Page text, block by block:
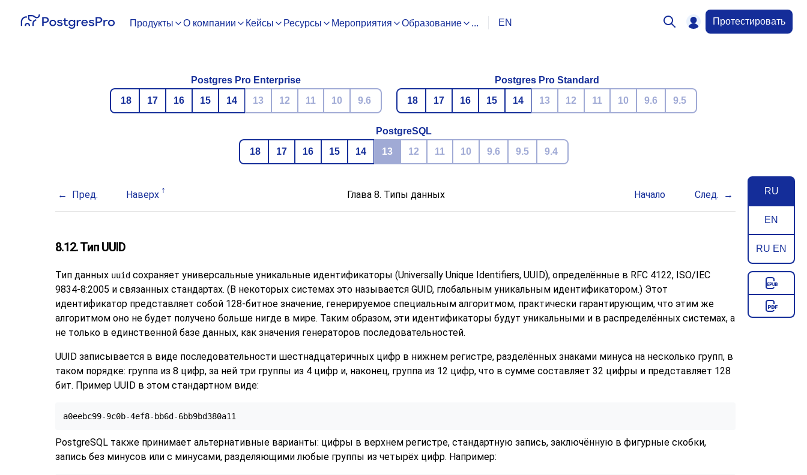
Продукты О компании Кейсы Ресурсы Мероприятия Образование ... EN Протестировать
Postgres Pro Enterprise
18
17 16 15 14 13 12 11 10 9.6
Postgres Pro Standard
18
17 16 15 14 13 12 11 10 9.6 9.5
PostgreSQL
18
17 16 15 14 13 12 11 10 9.6 9.5 9.4
RU
EN
RU EN
Пред. Наверх Глава 8. Типы данных Начало След.
8.12. Тип UUID
Тип данных uuid сохраняет универсальные уникальные идентификаторы (Universally Unique Identifiers, UUID), определённые в RFC 4122, ISO/IEC
9834-8:2005 и связанных стандартах. (В некоторых системах это называется GUID, глобальным уникальным идентификатором.) Этот
идентификатор представляет собой 128-битное значение, генерируемое специальным алгоритмом, практически гарантирующим, что этим же
алгоритмом оно не будет получено больше нигде в мире. Таким образом, эти идентификаторы будут уникальными и в распределённых системах, а
не только в единственной базе данных, как значения генераторов последовательностей.
UUID записывается в виде последовательности шестнадцатеричных цифр в нижнем регистре, разделённых знаками минуса на несколько групп, в
таком порядке: группа из 8 цифр, за ней три группы из 4 цифр и, наконец, группа из 12 цифр, что в сумме составляет 32 цифры и представляет 128
бит. Пример UUID в этом стандартном виде:
a0eebc99-9c0b-4ef8-bb6d-6bb9bd380a11
PostgreSQL также принимает альтернативные варианты: цифры в верхнем регистре, стандартную запись, заключённую в фигурные скобки,
запись без минусов или с минусами, разделяющими любые группы из четырёх цифр. Например: